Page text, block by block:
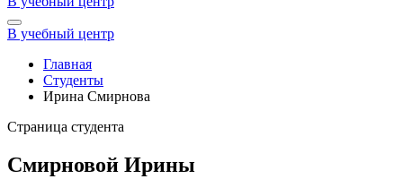
В учебный центр
Главная
Студенты
Ирина Смирнова
Страница студента
Смирновой Ирины